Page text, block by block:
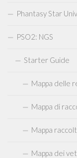
Phantasy Star
PSO2: NGS
Starter Guide
Mappa delle
Mappa di
Mappa
Mappa dei